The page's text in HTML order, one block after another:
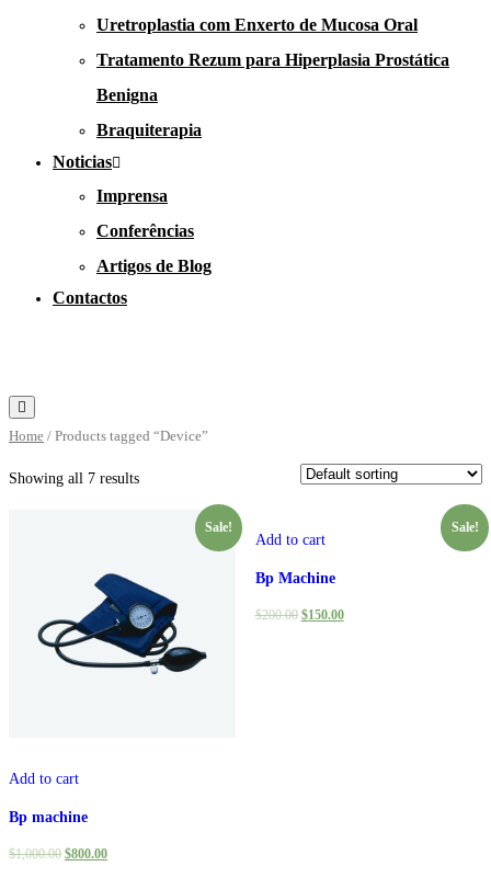
Uretroplastia com Enxerto de Mucosa Oral
Tratamento Rezum para Hiperplasia Prostática
Benigna
Braquiterapia
Noticias
Imprensa
Conferências
Artigos de Blog
Contactos
Home / Products tagged “Device”
Showing all 7 results
Sale!
Add to cart
Bp machine
$1,000.00 $800.00
Sale!
Add to cart
Bp Machine
$200.00 $150.00